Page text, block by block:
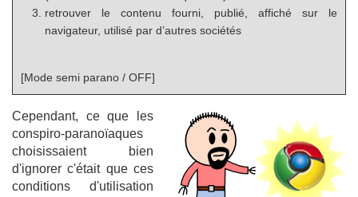
retrouver le contenu fourni, publié, affiché sur le
navigateur, utilisé par d’autres sociétés
[Mode semi parano / OFF]
Cependant, ce que les
conspiro-paranoïaques
choisissaient bien
d'ignorer c'était que ces
conditions d'utilisation